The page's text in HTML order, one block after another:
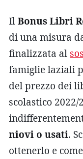
IlBonus Libri
di una misura
finalizzata al
famiglie laziali
del prezzo dei
scolastico
niovi o usati.
ottenerlo e